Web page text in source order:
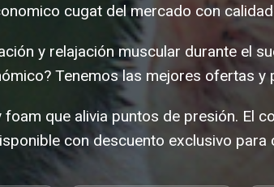
cugat del mercado con
y relajación muscular durante el
Tenemos las mejores ofertas y
que alivia puntos de presión. El
con descuento exclusivo para